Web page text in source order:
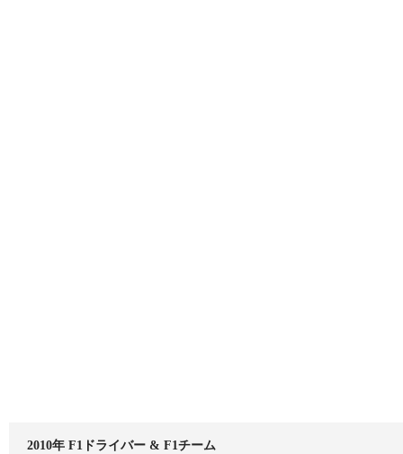
2010年 F1ドライバー & F1チーム